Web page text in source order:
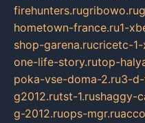
firehunters.rugribowo.ru
hometown-france.ru1-
shop-garena.rucricetc-
one-life-story.rutop-
poka-vse-doma-2.ru3-
g2012.rutst-1.rushaggy-
g-2012.ruops-mgr.ru